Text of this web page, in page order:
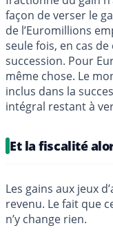
façon de verser le
de l’Euromillions
seule fois, en cas
succession. Pour
même chose. Le
inclus dans la
intégral restant à
Et la fiscalité
Les gains aux jeux
revenu. Le fait que
n’y change rien.